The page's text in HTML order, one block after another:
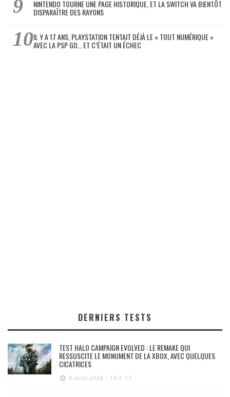
NINTENDO TOURNE UNE PAGE HISTORIQUE, ET LA SWITCH VA BIENTÔT
DISPARAÎTRE DES RAYONS
IL Y A 17 ANS, PLAYSTATION TENTAIT DÉJÀ LE « TOUT NUMÉRIQUE »
AVEC LA PSP GO… ET C’ÉTAIT UN ÉCHEC
DERNIERS TESTS
TEST HALO CAMPAIGN EVOLVED : LE REMAKE QUI
RESSUSCITE LE MONUMENT DE LA XBOX, AVEC QUELQUES
CICATRICES
4 août 2026 - 10 h 17